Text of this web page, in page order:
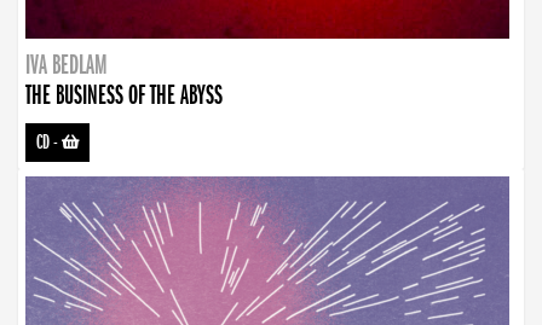
IVA BEDLAM
THE BUSINESS OF THE ABYSS
CD-